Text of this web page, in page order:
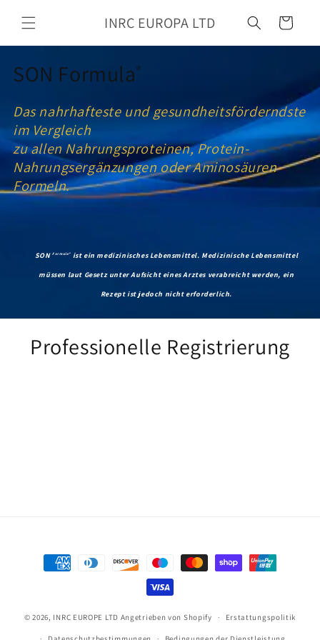
Inhalt
springen
INRC EUROPA LTD Wagen
SON Formula®
Das nahrhafteste und gesundheitsförderndste
im Vergleich
zu allen Nahrungsproteinen, Protein-
Nahrungsergänzungen oder Aminosäuren-
Formeln.
SONFormula®ist ein medizinisches Lebensmittel. Medizinische Lebensmittel
müssen laut Gesetz unter Aufsicht eines Arztes verabreicht werden, ein
Rezept ist jedoch nicht erforderlich.
Professionelle Registrierung
Zahlungsmöglichkeiten
© 2026, INRC EUROPE LTD Angetrieben von Shopify Erstattungspolitik